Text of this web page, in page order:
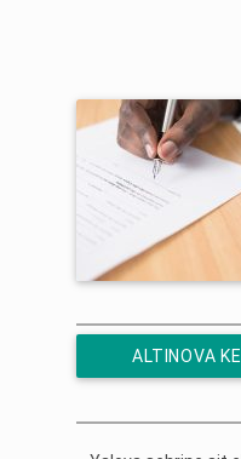
ALTINOVA